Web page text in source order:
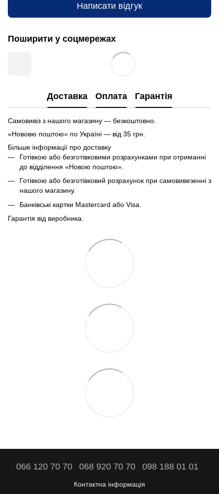
Написати відгук
Поширити у соцмережах
Доставка Оплата Гарантія
Самовивіз з нашого магазину — безкоштовно.
«Нововю поштою» по Україні — від 35 грн.
Більше інформації про доставку
Готівкою або безготівковими розрахунками при отриманні
до відділення «Новою поштою».
Готівкою або безготівковий розрахунок при самовивезенні з
нашого магазину.
Банківські картки Mastercard або Visa.
Гарантія від виробника.
066 120 70 70 068 920 70 70 098 188 01 01
Контактна інформація